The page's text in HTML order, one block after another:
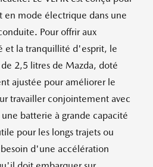
mode électrique dans une
Pour offrir aux
et la tranquillité d'esprit, le
2,5 litres de Mazda, doté
ajustée pour améliorer le
travailler conjointement avec
batterie à grande capacité
pour les longs trajets ou
d'une accélération